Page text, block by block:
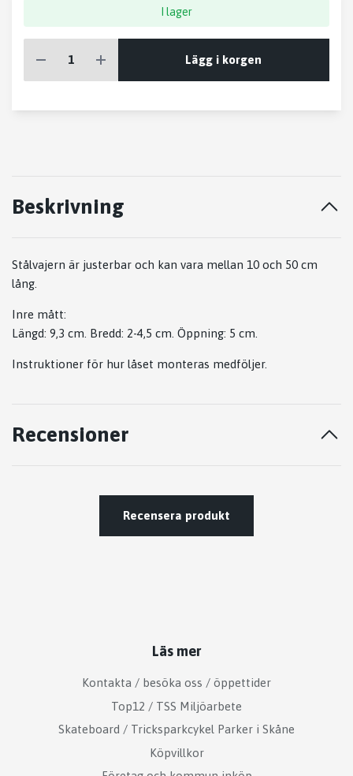
I lager
Lägg i korgen
Beskrivning
Stålvajern är justerbar och kan vara mellan 10 och 50 cm
lång.
Inre mått:
Längd: 9,3 cm. Bredd: 2-4,5 cm. Öppning: 5 cm.
Instruktioner för hur låset monteras medföljer.
Recensioner
Recensera produkt
Läs mer
Kontakta / besöka oss / öppettider
Top12 / TSS Miljöarbete
Skateboard / Tricksparkcykel Parker i Skåne
Köpvillkor